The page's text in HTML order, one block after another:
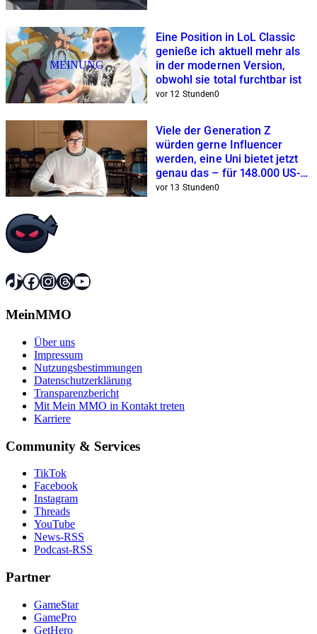
MEINUNG
Eine Position in LoL Classic
genieße ich aktuell mehr als
in der modernen Version,
obwohl sie total furchtbar ist
vor 12 Stunden0
Viele der Generation Z
würden gerne Influencer
werden, eine Uni bietet jetzt
genau das – für 148.000 US-
Dollar
vor 13 Stunden0
TikTok
Facebook
Instagram
Threads
YouTube
MeinMMO
Über uns
Impressum
Nutzungsbestimmungen
Datenschutzerklärung
Transparenzbericht
Mit Mein MMO in Kontakt treten
Karriere
Community & Services
TikTok
Facebook
Instagram
Threads
YouTube
News-RSS
Podcast-RSS
Partner
GameStar
GamePro
GetHero